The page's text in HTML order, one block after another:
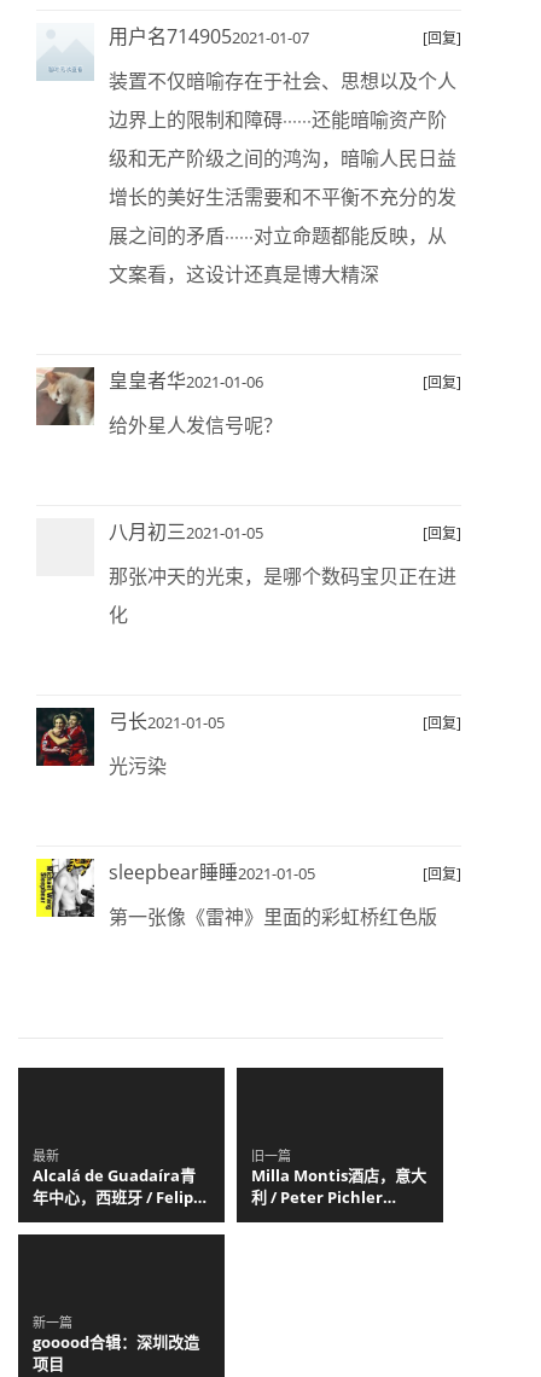
用户名7149052021-01-07 [回复]
装置不仅暗喻存在于社会、思想以及个人
边界上的限制和障碍······还能暗喻资产阶
级和无产阶级之间的鸿沟，暗喻人民日益
增长的美好生活需要和不平衡不充分的发
展之间的矛盾······对立命题都能反映，从
文案看，这设计还真是博大精深
皇皇者华2021-01-06 [回复]
给外星人发信号呢？
八月初三2021-01-05 [回复]
那张冲天的光束，是哪个数码宝贝正在进
化
弓长2021-01-05 [回复]
光污染
sleepbear睡睡2021-01-05 [回复]
第一张像《雷神》里面的彩虹桥红色版
最新
Alcalá de Guadaíra青
年中心，西班牙 / Felipe
Retuerto + Dunar
Arquitectos
旧一篇
Milla Montis酒店，意大
利 / Peter Pichler
Architecture
新一篇
gooood合辑：深圳改造
项目